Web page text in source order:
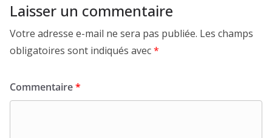
Laisser un commentaire
Votre adresse e-mail ne sera pas publiée. Les champs
obligatoires sont indiqués avec*
Commentaire*